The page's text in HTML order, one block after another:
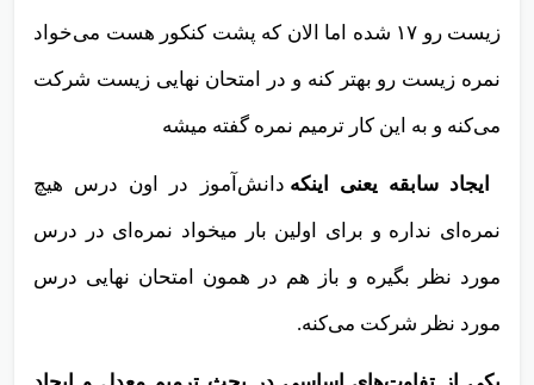
زیست رو ۱۷ شده اما الان که پشت کنکور هست می‌خواد
نمره زیست رو بهتر کنه و در امتحان‌ نهایی زیست شرکت
می‌کنه و به این کار ترمیم نمره گفته میشه
ایجاد سابقه یعنی اینکه دانش‌آموز در اون درس هیچ
نمره‌ای نداره و برای اولین بار میخواد نمره‌ای در درس
مورد نظر بگیره و باز هم در همون امتحان نهایی درس
مورد نظر شرکت می‌کنه‌.